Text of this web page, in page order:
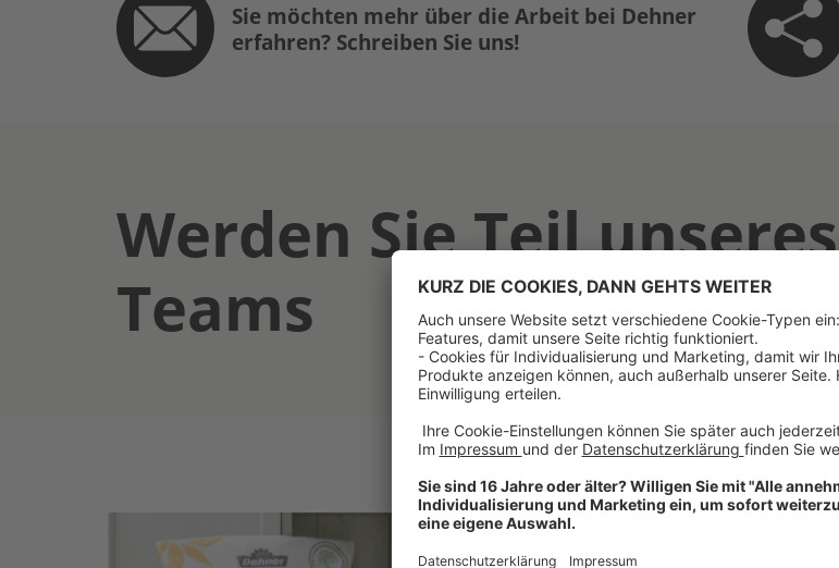
Sie möchten mehr über die Arbeit bei Dehner
erfahren? Schreiben Sie uns!
Werden Sie Teil unseres
Teams